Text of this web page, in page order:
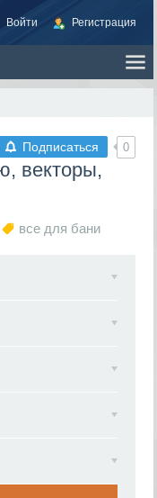
Войти Регистрация
Подписаться 0
векторы,
все для бани